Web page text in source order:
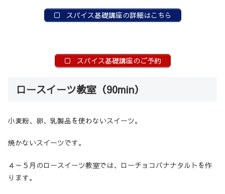
スパイス基礎講座の詳細はこちら
スパイス基礎講座のご予約
ロースイーツ教室（90min）
小麦粉、卵、乳製品を使わないスイーツ。
焼かないスイーツです。
４～５月のロースイーツ教室では、ローチョコバナナタルトを作
ります。